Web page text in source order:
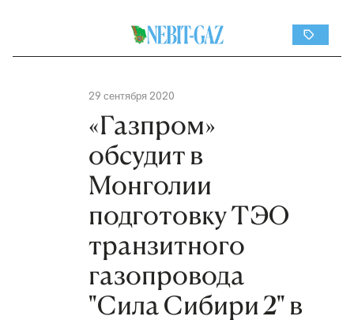
29 сентября 2020
«Газпром»
обсудит в
Монголии
подготовку ТЭО
транзитного
газопровода
"Сила Сибири 2" в